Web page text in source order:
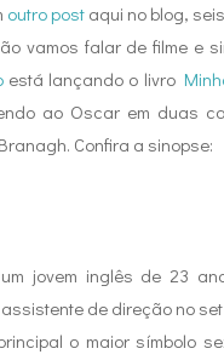
outro postaqui no blog,
vamos falar de filme e
está lançando o livro
ao Oscar em duas
Confira a sinopse:
jovem inglês de 23
de direção no
o maior símbolo